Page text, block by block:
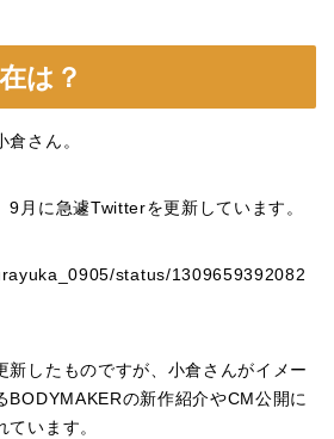
は？
さん。
9月に急遽Twitterを更新しています。
status/1309659392082
新したものですが、小倉さんがイメー
BODYMAKERの新作紹介やCM公開に
います。